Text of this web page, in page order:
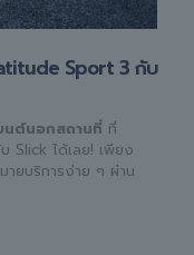
Sport 3 กับ
นต์นอกสถานที่ ที่
Slick ได้เลย! เพียง
ยบริการง่าย ๆ ผ่าน